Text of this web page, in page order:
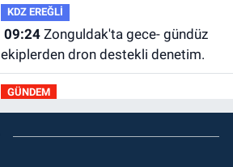
KDZ EREĞLİ
09:24Zonguldak'ta gece- gündüz
ekiplerden dron destekli denetim.
GÜNDEM
23:55Devrek Belediyespor, (PGL)
sürecini resmi olarak tamamladı